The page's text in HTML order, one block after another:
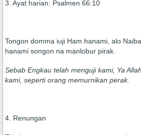
3. Ayat harian: Psalmen 66:10
Tongon domma iuji Ham hanami, alo
hanami songon na manlobur pirak.
Sebab Engkau telah menguji kami, Ya
kami, seperti orang memurnikan perak.
4. Renungan